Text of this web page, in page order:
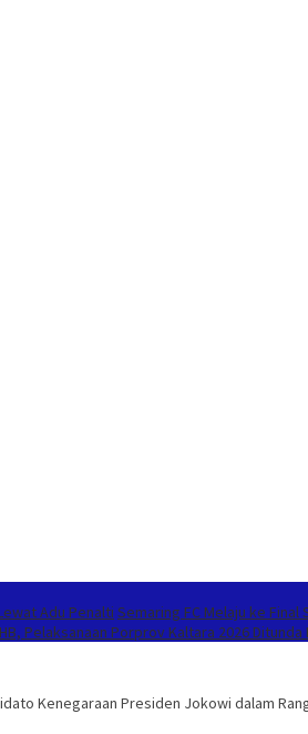
Adu Penalti Semaring FC Melaju ke Final
Pelaksanaan Porprov Kaltara 2026
Kenegaraan Presiden Jokowi dalam